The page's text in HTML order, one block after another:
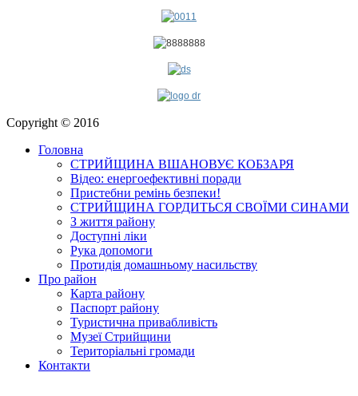
Copyright © 2016
Головна
СТРИЙЩИНА ВШАНОВУЄ КОБЗАРЯ
Відео: енергоефективні поради
Пристебни ремінь безпеки!
СТРИЙЩИНА ГОРДИТЬСЯ СВОЇМИ СИНАМИ
З життя району
Доступні ліки
Рука допомоги
Протидія домашньому насильству
Про район
Карта району
Паспорт району
Туристична привабливість
Музеї Стрийщини
Територіальні громади
Контакти